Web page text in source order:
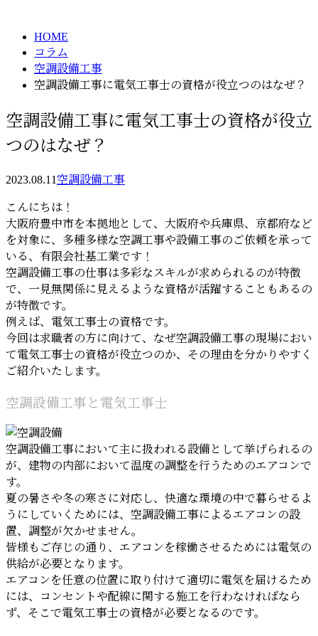
HOME
コラム
空調設備工事
空調設備工事に電気工事士の資格が役立つのはなぜ？
空調設備工事に電気工事士の資格が役立
つのはなぜ？
2023.08.11空調設備工事
こんにちは！
大阪府豊中市を本拠地として、大阪府や兵庫県、京都府など
を対象に、多種多様な空調工事や設備工事のご依頼を承って
いる、有限会社基工業です！
空調設備工事の仕事は多彩なスキルが求められるのが特徴
で、一見無関係に見えるような資格が活躍することもあるの
が特徴です。
例えば、電気工事士の資格です。
今回は求職者の方に向けて、なぜ空調設備工事の現場におい
て電気工事士の資格が役立つのか、その理由を分かりやすく
ご紹介いたします。
空調設備工事と電気工事士
空調設備工事において主に扱われる設備として挙げられるの
が、建物の内部において温度の調整を行うためのエアコンで
す。
夏の暑さや冬の寒さに対応し、快適な環境の中で暮らせるよ
うにしていくためには、空調設備工事によるエアコンの設
置、調整が欠かせません。
皆様もご存じの通り、エアコンを稼働させるためには電気の
供給が必要となります。
エアコンを任意の位置に取り付けて適切に電気を届けるため
には、コンセントや配線に関する施工を行わなければなら
ず、そこで電気工事士の資格が必要となるのです。